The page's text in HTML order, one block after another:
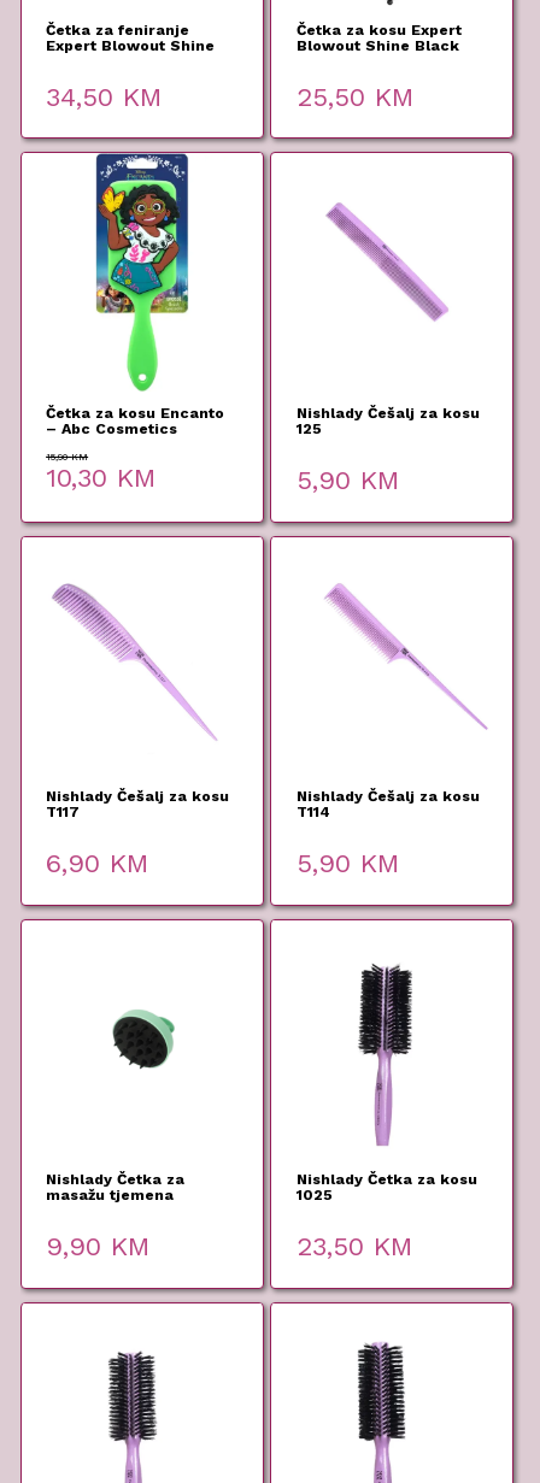
Četka za feniranje
Expert Blowout Shine
34,50 KM
Četka za kosu Expert
Blowout Shine Black
25,50 KM
Četka za kosu Encanto
– Abc Cosmetics
15,90KM
Original
price
10,30 KM
Current
price
Nishlady Češalj za kosu
125
5,90 KM
Nishlady Češalj za kosu
T117
6,90 KM
Nishlady Češalj za kosu
T114
5,90 KM
Nishlady Četka za
masažu tjemena
9,90 KM
Nishlady Četka za kosu
1025
23,50 KM